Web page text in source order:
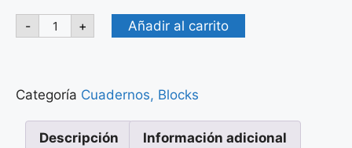
- + Añadir al carrito
Categoría Cuadernos, Blocks
Descripción Información adicional